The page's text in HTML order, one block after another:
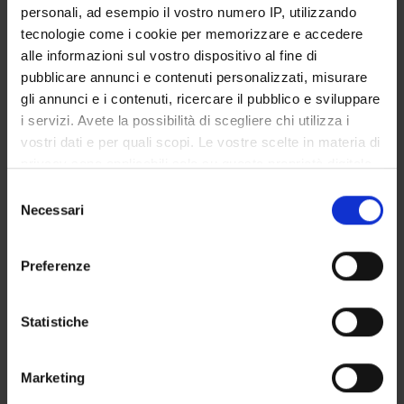
personali, ad esempio il vostro numero IP, utilizzando
tecnologie come i cookie per memorizzare e accedere
alle informazioni sul vostro dispositivo al fine di
pubblicare annunci e contenuti personalizzati, misurare
gli annunci e i contenuti, ricercare il pubblico e sviluppare
i servizi. Avete la possibilità di scegliere chi utilizza i
vostri dati e per quali scopi. Le vostre scelte in materia di
modificare o revocare il proprio consenso in qualsiasi
momento dalla Dichiarazione sui cookie o facendo clic
raccogliere informazioni sulla tua posizione
geografica, con un'approssimazione di qualche
Identificare il tuo dispositivo, scansionandolo
delNecessari
Preferenze
Statistiche
Marketing
Silvano Montaldo
Università di Torino
Renato Fianco
Università degli studi di Verona
RESEARCH INTERESTS
RESEARCH AREAS